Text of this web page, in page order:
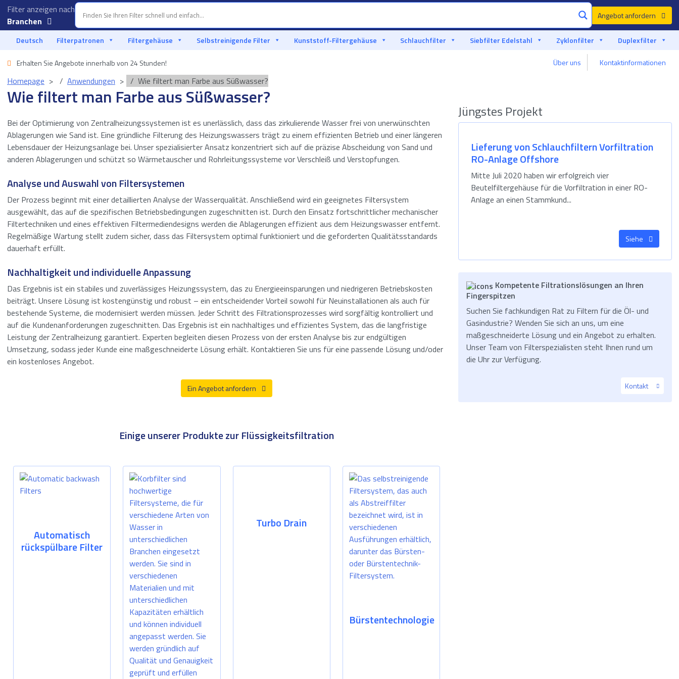
Filter anzeigen nach
Branchen
Aquakultur
Autoindustrie
Food & Beverage
Offshore
Prozessindustrie
Meerwasser-
Filtration
Behandlung von
Abwässern
Angebot anfordern
Deutsch Filterpatronen Filtergehäuse Selbstreinigende Filter Kunststoff-Filtergehäuse Schlauchfilter Siebfilter Edelstahl Zyklonfilter Duplexfilter
Erhalten Sie Angebote innerhalb von 24 Stunden! Hergestellt in Europa, erleben Sie Senior-Qualität
Über uns Kontaktinformationen
Homepage Anwendungen Wie filtert man Farbe aus Süßwasser?
Wie filtert man Farbe aus Süßwasser?
Bei der Optimierung von Zentralheizungssystemen ist es unerlässlich, dass das zirkulierende Wasser frei von unerwünschten
Ablagerungen wie Sand ist. Eine gründliche Filterung des Heizungswassers trägt zu einem effizienten Betrieb und einer längeren
Lebensdauer der Heizungsanlage bei. Unser spezialisierter Ansatz konzentriert sich auf die präzise Abscheidung von Sand und
anderen Ablagerungen und schützt so Wärmetauscher und Rohrleitungssysteme vor Verschleiß und Verstopfungen.
Analyse und Auswahl von Filtersystemen
Der Prozess beginnt mit einer detaillierten Analyse der Wasserqualität. Anschließend wird ein geeignetes Filtersystem
ausgewählt, das auf die spezifischen Betriebsbedingungen zugeschnitten ist. Durch den Einsatz fortschrittlicher mechanischer
Filtertechniken und eines effektiven Filtermediendesigns werden die Ablagerungen effizient aus dem Heizungswasser entfernt.
Regelmäßige Wartung stellt zudem sicher, dass das Filtersystem optimal funktioniert und die geforderten Qualitätsstandards
dauerhaft erfüllt.
Nachhaltigkeit und individuelle Anpassung
Das Ergebnis ist ein stabiles und zuverlässiges Heizungssystem, das zu Energieeinsparungen und niedrigeren Betriebskosten
beiträgt. Unsere Lösung ist kostengünstig und robust – ein entscheidender Vorteil sowohl für Neuinstallationen als auch für
bestehende Systeme, die modernisiert werden müssen. Jeder Schritt des Filtrationsprozesses wird sorgfältig kontrolliert und
auf die Kundenanforderungen zugeschnitten. Das Ergebnis ist ein nachhaltiges und effizientes System, das die langfristige
Leistung der Zentralheizung garantiert. Experten begleiten diesen Prozess von der ersten Analyse bis zur endgültigen
Umsetzung, sodass jeder Kunde eine maßgeschneiderte Lösung erhält. Kontaktieren Sie uns für eine passende Lösung und/oder
ein kostenloses Angebot.
Ein Angebot anfordern
Einige unserer Produkte zur Flüssigkeitsfiltration
Automatisch
rückspülbare Filter
Turbo Drain
Bürstentechnologie
Jüngstes Projekt
Lieferung von Schlauchfiltern Vorfiltration
RO-Anlage Offshore
Mitte Juli 2020 haben wir erfolgreich vier
Beutelfiltergehäuse für die Vorfiltration in einer RO-
Anlage an einen Stammkund...
Siehe
Kompetente Filtrationslösungen an Ihren
Fingerspitzen
Suchen Sie fachkundigen Rat zu Filtern für die Öl- und
Gasindustrie? Wenden Sie sich an uns, um eine
maßgeschneiderte Lösung und ein Angebot zu erhalten.
Unser Team von Filterspezialisten steht Ihnen rund um
die Uhr zur Verfügung.
Kontakt